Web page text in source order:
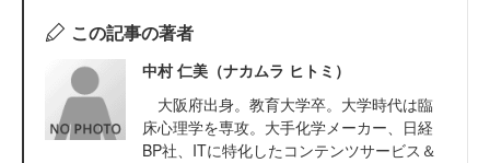
この記事の著者
中村 仁美（ナカムラ ヒトミ）
大阪府出身。教育大学卒。大学時代は臨
床心理学を専攻。大手化学メーカー、日経
BP社、ITに特化したコンテンツサービス＆